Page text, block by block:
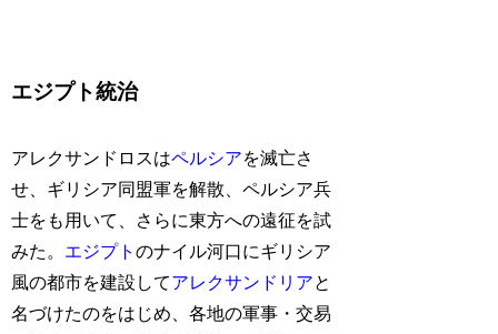
エジプト統治
アレクサンドロスはペルシアを滅亡さ
せ、ギリシア同盟軍を解散、ペルシア兵
士をも用いて、さらに東方への遠征を試
みた。 エジプトのナイル河口にギリシア
風の都市を建設してアレクサンドリアと
名づけたのをはじめ、各地の軍事・交易